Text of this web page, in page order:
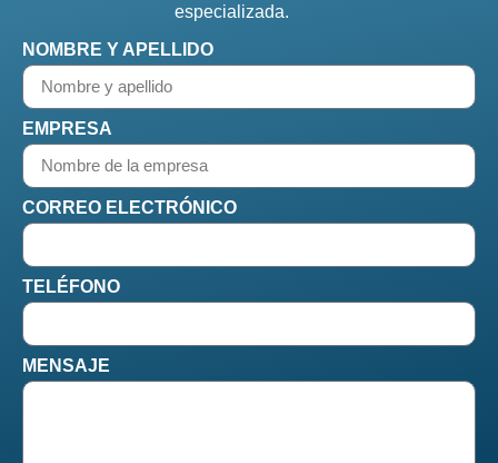
especializada.
NOMBRE Y APELLIDO
EMPRESA
CORREO ELECTRÓNICO
TELÉFONO
MENSAJE